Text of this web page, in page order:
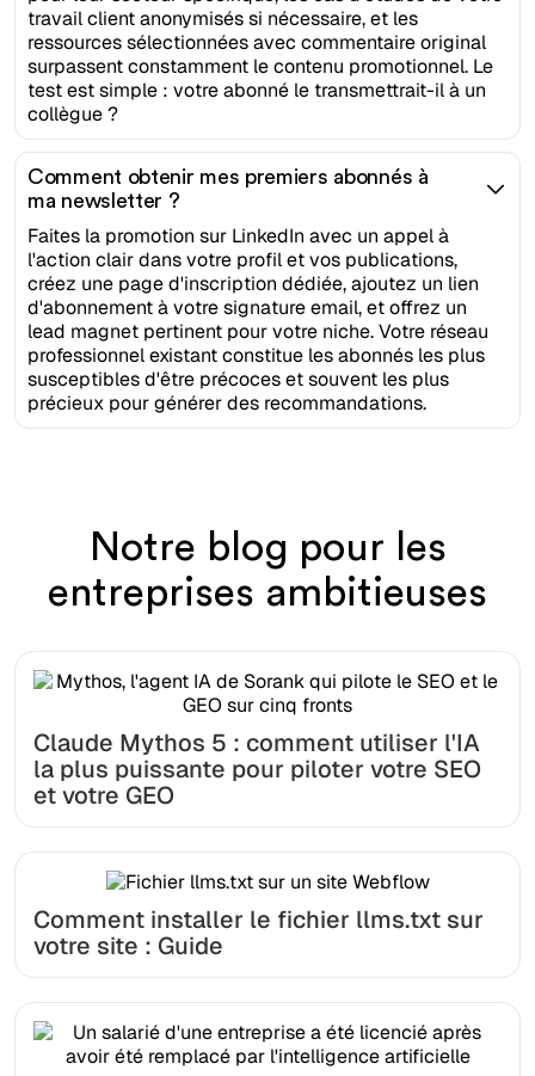
travail client anonymisés si nécessaire, et les
ressources sélectionnées avec commentaire original
surpassent constamment le contenu promotionnel. Le
test est simple : votre abonné le transmettrait-il à un
collègue ?
Comment obtenir mes premiers abonnés à
ma newsletter ?
Faites la promotion sur LinkedIn avec un appel à
l'action clair dans votre profil et vos publications,
créez une page d'inscription dédiée, ajoutez un lien
d'abonnement à votre signature email, et offrez un
lead magnet pertinent pour votre niche. Votre réseau
professionnel existant constitue les abonnés les plus
susceptibles d'être précoces et souvent les plus
précieux pour générer des recommandations.
Notre blog pour les
entreprises ambitieuses
Claude Mythos 5 : comment utiliser l'IA
la plus puissante pour piloter votre SEO
et votre GEO
Comment installer le fichier llms.txt sur
votre site : Guide